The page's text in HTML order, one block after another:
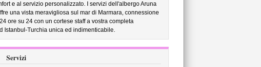
e al servizio personalizzato. I servizi dell'albergo Aruna
una vista meravigliosa sul mar di Marmara, connessione
ore su 24 con un cortese staff a vostra completa
Istanbul-Turchia unica ed indimenticabile.
Servizi